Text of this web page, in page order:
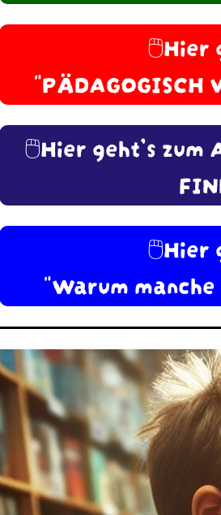
🖱️Hier
"PÄDAGOGISCH
🖱️Hier geht’s zum
🖱️Hier
"Warum manche